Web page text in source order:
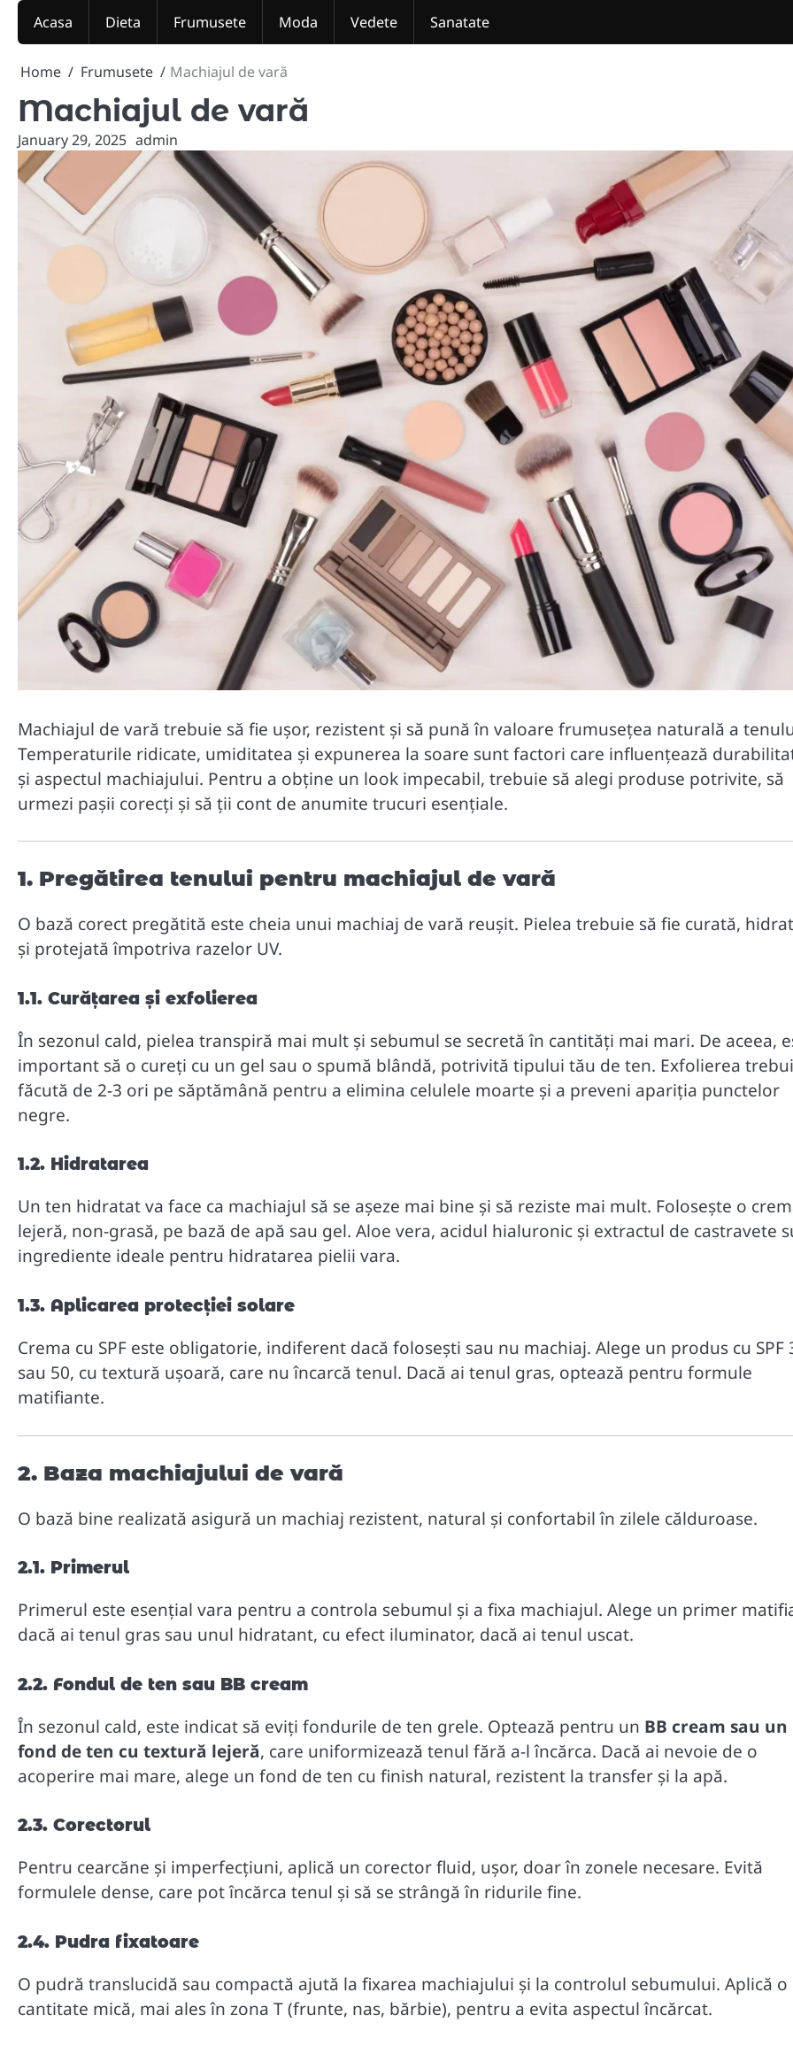
Skip
Acasa Dieta Frumusete Moda Vedete Sanatate
Home Frumusete Machiajul de vară
Machiajul de vară
January 29, 2025 admin
Machiajul de vară trebuie să fie ușor, rezistent și să pună în valoare frumusețea naturală a
Temperaturile ridicate, umiditatea și expunerea la soare sunt factori care influențează
și aspectul machiajului. Pentru a obține un look impecabil, trebuie să alegi produse potrivite, să
urmezi pașii corecți și să ții cont de anumite trucuri esențiale.
1. Pregătirea tenului pentru machiajul de vară
O bază corect pregătită este cheia unui machiaj de vară reușit. Pielea trebuie să fie curată,
și protejată împotriva razelor UV.
1.1. Curățarea și exfolierea
În sezonul cald, pielea transpiră mai mult și sebumul se secretă în cantități mai mari. De aceea,
important să o cureți cu un gel sau o spumă blândă, potrivită tipului tău de ten. Exfolierea
făcută de 2-3 ori pe săptămână pentru a elimina celulele moarte și a preveni apariția punctelor
negre.
1.2. Hidratarea
Un ten hidratat va face ca machiajul să se așeze mai bine și să reziste mai mult. Folosește o
lejeră, non-grasă, pe bază de apă sau gel. Aloe vera, acidul hialuronic și extractul de castravete
ingrediente ideale pentru hidratarea pielii vara.
1.3. Aplicarea protecției solare
Crema cu SPF este obligatorie, indiferent dacă folosești sau nu machiaj. Alege un produs cu SPF
sau 50, cu textură ușoară, care nu încarcă tenul. Dacă ai tenul gras, optează pentru formule
matifiante.
2. Baza machiajului de vară
O bază bine realizată asigură un machiaj rezistent, natural și confortabil în zilele călduroase.
2.1. Primerul
Primerul este esențial vara pentru a controla sebumul și a fixa machiajul. Alege un primer
dacă ai tenul gras sau unul hidratant, cu efect iluminator, dacă ai tenul uscat.
2.2. Fondul de ten sau BB cream
În sezonul cald, este indicat să eviți fondurile de ten grele. Optează pentru un BB cream sau un
fond de ten cu textură lejeră, care uniformizează tenul fără a-l încărca. Dacă ai nevoie de o
acoperire mai mare, alege un fond de ten cu finish natural, rezistent la transfer și la apă.
2.3. Corectorul
Pentru cearcăne și imperfecțiuni, aplică un corector fluid, ușor, doar în zonele necesare. Evită
formulele dense, care pot încărca tenul și să se strângă în ridurile fine.
2.4. Pudra fixatoare
O pudră translucidă sau compactă ajută la fixarea machiajului și la controlul sebumului. Aplică o
cantitate mică, mai ales în zona T (frunte, nas, bărbie), pentru a evita aspectul încărcat.